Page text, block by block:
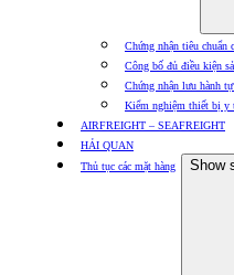
Chứng nhận tiêu chuẩn
Công bố đủ điều kiện
Chứng nhận lưu hành
Kiểm nghiệm thiết bị y
AIRFREIGHT – SEAFREIGHT
HẢI QUAN
Thủ tục các mặt hàng
Show